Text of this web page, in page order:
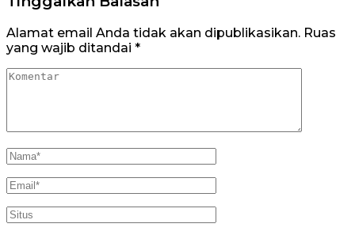
Alamat email Anda tidak akan dipublikasikan. Ruas
yang wajib ditandai *